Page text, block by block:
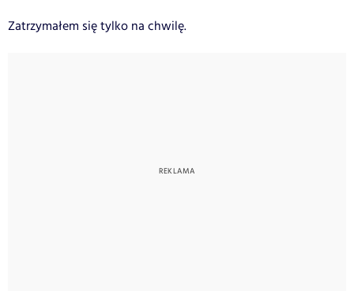
Zatrzymałem się tylko na chwilę.